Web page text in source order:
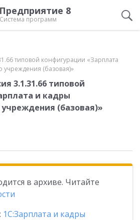
8
Система программ
типовой конфигурации «Зарплата
учреждения (базовая)»
3.1.31.66 типовой
и кадры
учреждения (базовая)»
в архиве. Читайте
1С:Зарплата и кадры